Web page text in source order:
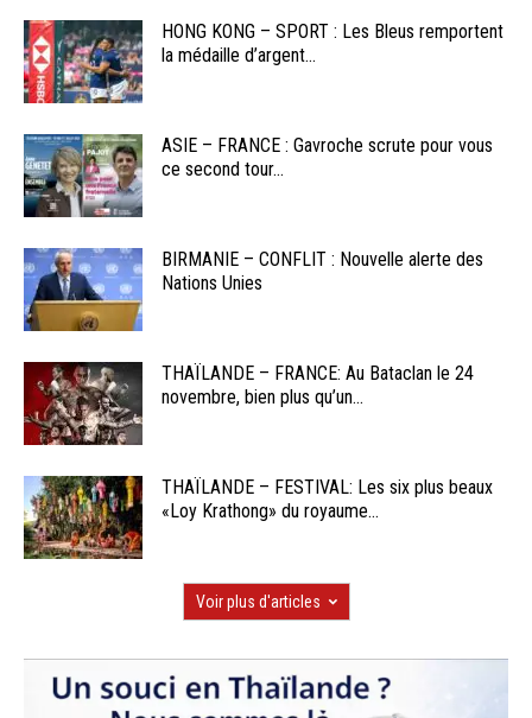
HONG KONG – SPORT : Les Bleus remportent
la médaille d’argent...
ASIE – FRANCE : Gavroche scrute pour vous
ce second tour...
BIRMANIE – CONFLIT : Nouvelle alerte des
Nations Unies
THAÏLANDE – FRANCE: Au Bataclan le 24
novembre, bien plus qu’un...
THAÏLANDE – FESTIVAL: Les six plus beaux
«Loy Krathong» du royaume...
Voir plus d'articles